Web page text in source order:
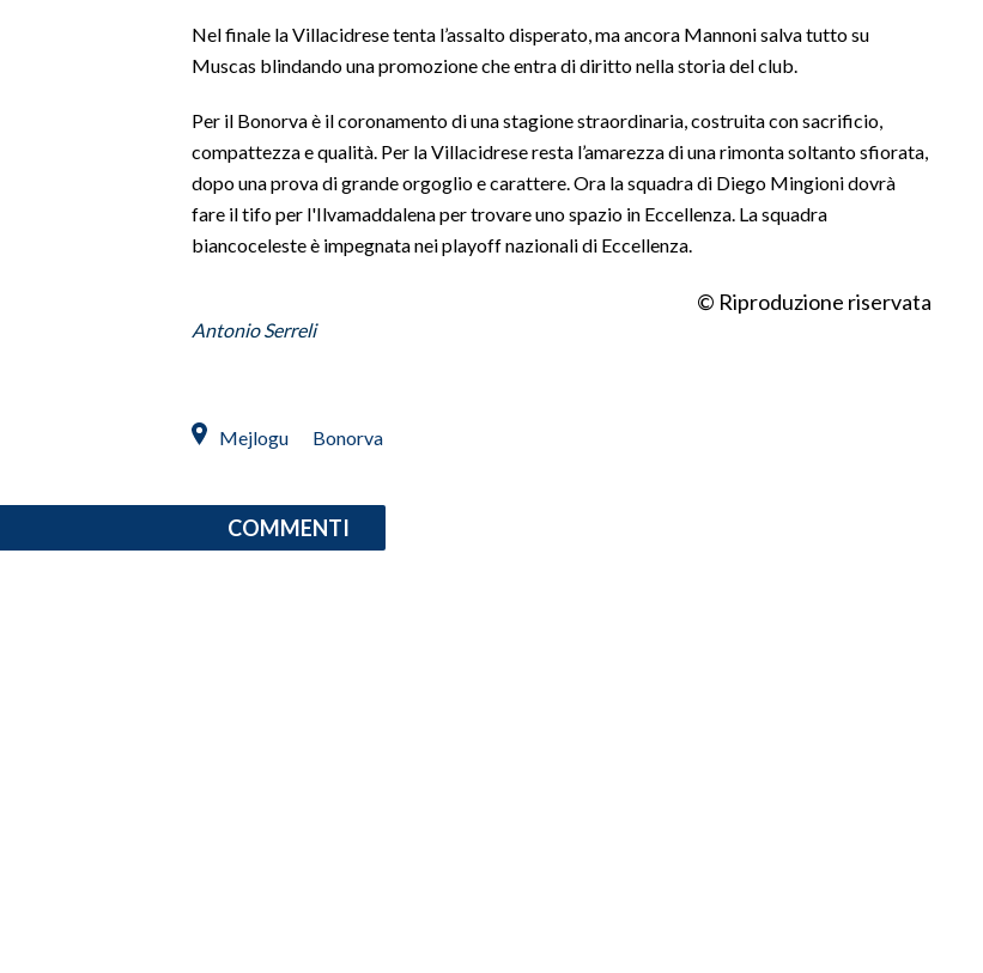
Nel finale la Villacidrese tenta l’assalto disperato, ma ancora Mannoni salva tutto su
Muscas blindando una promozione che entra di diritto nella storia del club.
Per il Bonorva è il coronamento di una stagione straordinaria, costruita con sacrificio,
compattezza e qualità. Per la Villacidrese resta l’amarezza di una rimonta soltanto sfiorata,
dopo una prova di grande orgoglio e carattere. Ora la squadra di Diego Mingioni dovrà
fare il tifo per l'Ilvamaddalena per trovare uno spazio in Eccellenza. La squadra
biancoceleste è impegnata nei playoff nazionali di Eccellenza.
© Riproduzione riservata
Antonio Serreli
Mejlogu Bonorva
COMMENTI